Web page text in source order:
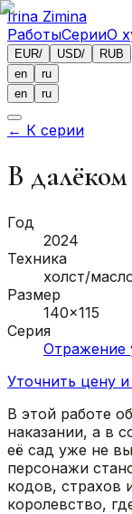
Irina Zimina
РаботыСерииО
EUR/ USD/
RUB
en
ru
en
ru
← К серии
В далёком
Год
2024
Техника
холст/
Размер
140x115
Серия
Отражение
Уточнить цену
В этой работе
наказании, а в
её сад уже не
персонажи
кодов, страхов
королевство,